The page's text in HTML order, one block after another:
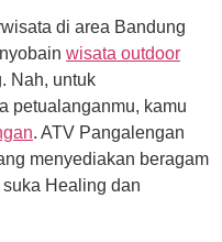
di area Bandung
wisata outdoor
Nah, untuk
petualanganmu, kamu
. ATV Pangalengan
menyediakan beragam
Healing dan